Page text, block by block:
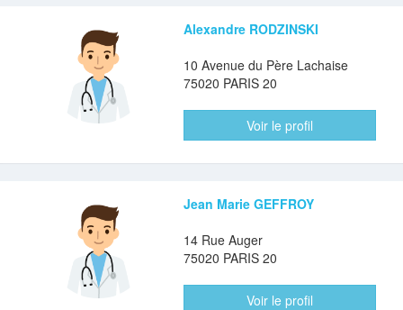
Alexandre RODZINSKI
10 Avenue du Père Lachaise
75020 PARIS 20
Voir le profil
Jean Marie GEFFROY
14 Rue Auger
75020 PARIS 20
Voir le profil